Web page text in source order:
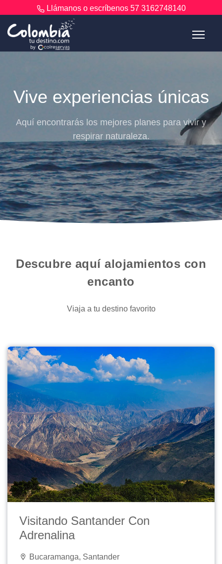
Llámanos o escríbenos 57 3162748140
Vive experiencias únicas
Aquí encontrarás los mejores planes para vivir y
respirar naturaleza.
Descubre aquí alojamientos con
encanto
Viaja a tu destino favorito
Visitando Santander Con
Adrenalina
Bucaramanga, Santander